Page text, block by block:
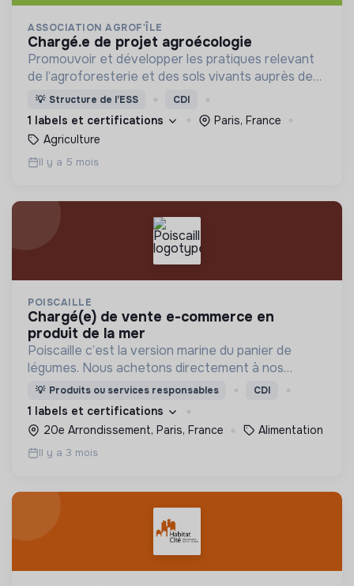
ASSOCIATION AGROF'ÎLE
chargé.e de projet agroécologie
Promouvoir et développer les pratiques relevant
de l’agroforesterie et des sols vivants auprès des
agriculteurs franciliens.
💡 Structure de l’ESS CDI
1 labels et certifications
Paris, France
Agriculture
Il y a 5 mois
POISCAILLE
chargé(e) de vente e-commerce en
produit de la mer
Poiscaille c’est la version marine du panier de
légumes. Nous achetons directement à nos
pêcheurs français pour proposer du poisson frais,
durable et éthique à nos consommateurs.
💡 Produits ou services responsables CDI
1 labels et certifications
20e Arrondissement, Paris, France
Alimentation
Il y a 3 mois